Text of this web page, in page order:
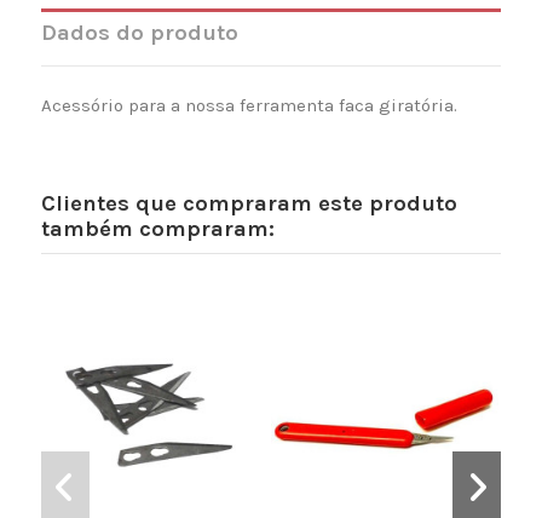
Dados do produto
Acessório para a nossa ferramenta faca giratória.
Clientes que compraram este produto
também compraram: